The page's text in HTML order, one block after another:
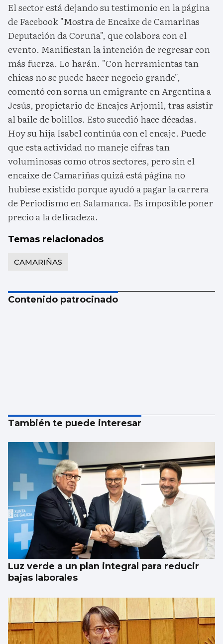
El sector está dejando su testimonio en la página
de Facebook "Mostra de Encaixe de Camariñas
Deputación da Coruña", que colabora con el
evento. Manifiestan la intención de regresar con
más fuerza. Lo harán. "Con herramientas tan
chicas no se puede hacer negocio grande",
comentó con sorna un emigrante en Argentina a
Jesús, propietario de Encajes Arjomil, tras asistir
al baile de bolillos. Esto sucedió hace décadas.
Hoy su hija Isabel continúa con el encaje. Puede
que esta actividad no maneje cifras tan
voluminosas como otros sectores, pero sin el
encaixe de Camariñas quizá está página no
hubiese existido porque ayudó a pagar la carrera
de Periodismo en Salamanca. Es imposible poner
precio a la delicadeza.
Temas relacionados
CAMARIÑAS
Contenido patrocinado
También te puede interesar
Luz verde a un plan integral para reducir
bajas laborales